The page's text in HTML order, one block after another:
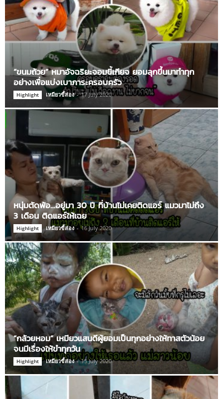
“ขนมถ้วย” หมาอัจฉริยะจอมขี้เกียจ ยอมลุกขึ้นมาทำทุก
อย่างเพื่อแบ่งเบาภาระครอบครัว
Highlight เหมียวขี้ส่อง - 17 July 2020
หนุ่มตัดพ้อ…อยู่มา 30 ปี ที่บ้านไม่เคยติดแอร์ แมวมาไม่ถึง
3 เดือน ติดแอร์ให้เฉย
Highlight เหมียวขี้ส่อง - 16 July 2020
“กล้วยหอม” เหมียวแสนดีผู้ยอมเป็นทุกอย่างให้ทาสตัวน้อย
จนมีเรื่องให้ขำทุกวัน
Highlight เหมียวขี้ส่อง - 15 July 2020